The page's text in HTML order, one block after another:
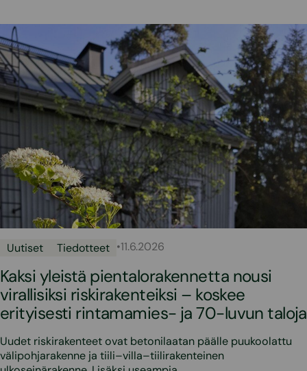
Uutiset Tiedotteet •11.6.2026
Kaksi yleistä pientalorakennetta nousi
virallisiksi riskirakenteiksi – koskee
erityisesti rintamamies- ja 70-luvun taloja
Uudet riskirakenteet ovat betonilaatan päälle puukoolattu
välipohjarakenne ja tiili–villa–tiilirakenteinen